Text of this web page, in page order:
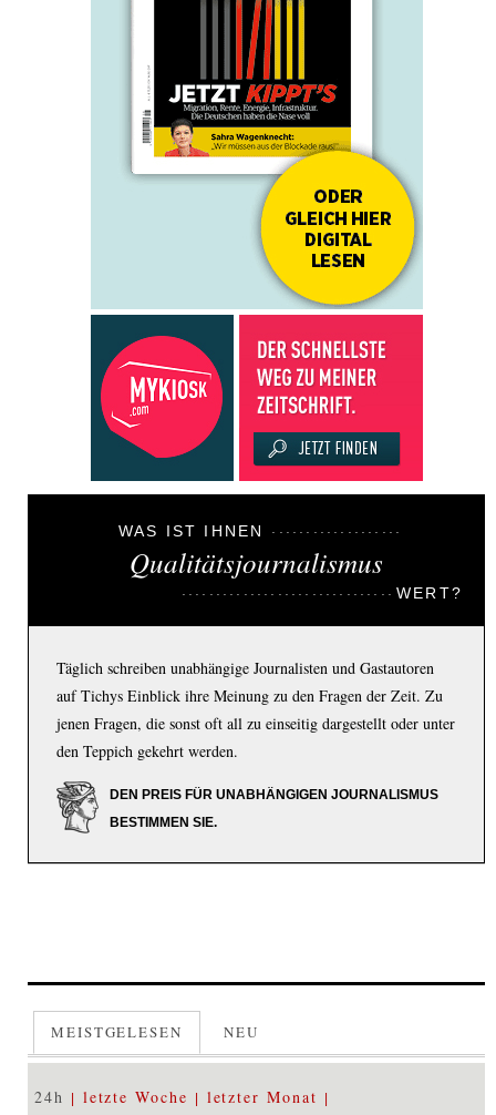
WAS IST IHNEN
Qualitätsjournalismus
WERT?
Täglich schreiben unabhängige Journalisten und Gastautoren
auf Tichys Einblick ihre Meinung zu den Fragen der Zeit. Zu
jenen Fragen, die sonst oft all zu einseitig dargestellt oder unter
den Teppich gekehrt werden.
DEN PREIS FÜR UNABHÄNGIGEN JOURNALISMUS
BESTIMMEN SIE.
MEISTGELESEN NEU
24h letzte Woche letzter Monat